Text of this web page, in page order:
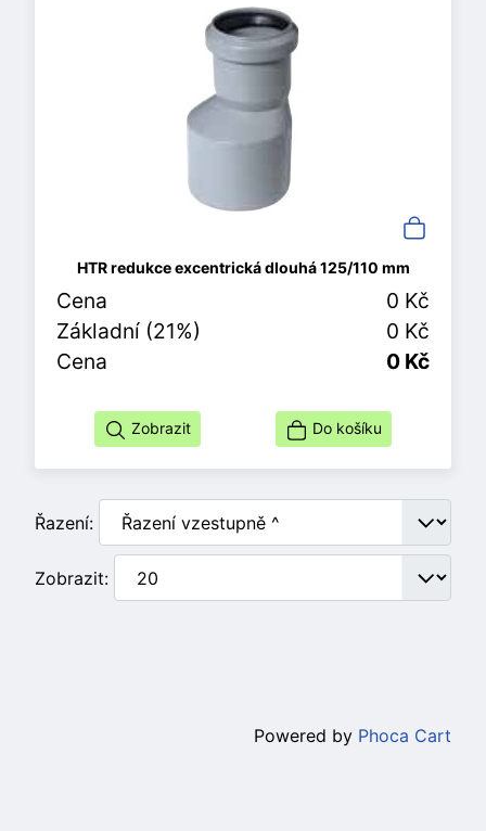
HTR redukce excentrická dlouhá 125/110 mm
Cena
0 Kč
Základní (21%)
0 Kč
Cena
0 Kč
Zobrazit Do košíku
Řazení:
Zobrazit:
Powered by Phoca Cart